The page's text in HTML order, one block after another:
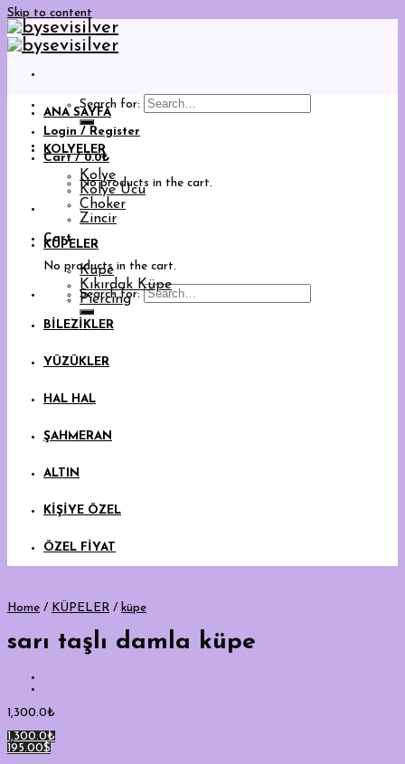
Skip to content
Search for:
Login / Register
Cart /0.0₺
No products in the cart.
Cart
No products in the cart.
Search for:
ANA SAYFA
KOLYELER
Kolye
Kolye Ucu
Choker
Zincir
KÜPELER
Küpe
Kıkırdak Küpe
Piercing
BİLEZİKLER
YÜZÜKLER
HAL HAL
ŞAHMERAN
ALTIN
KİŞİYE ÖZEL
ÖZEL FİYAT
Home / KÜPELER / küpe
sarı taşlı damla küpe
1,300.0₺
1,300.0₺
195.00$